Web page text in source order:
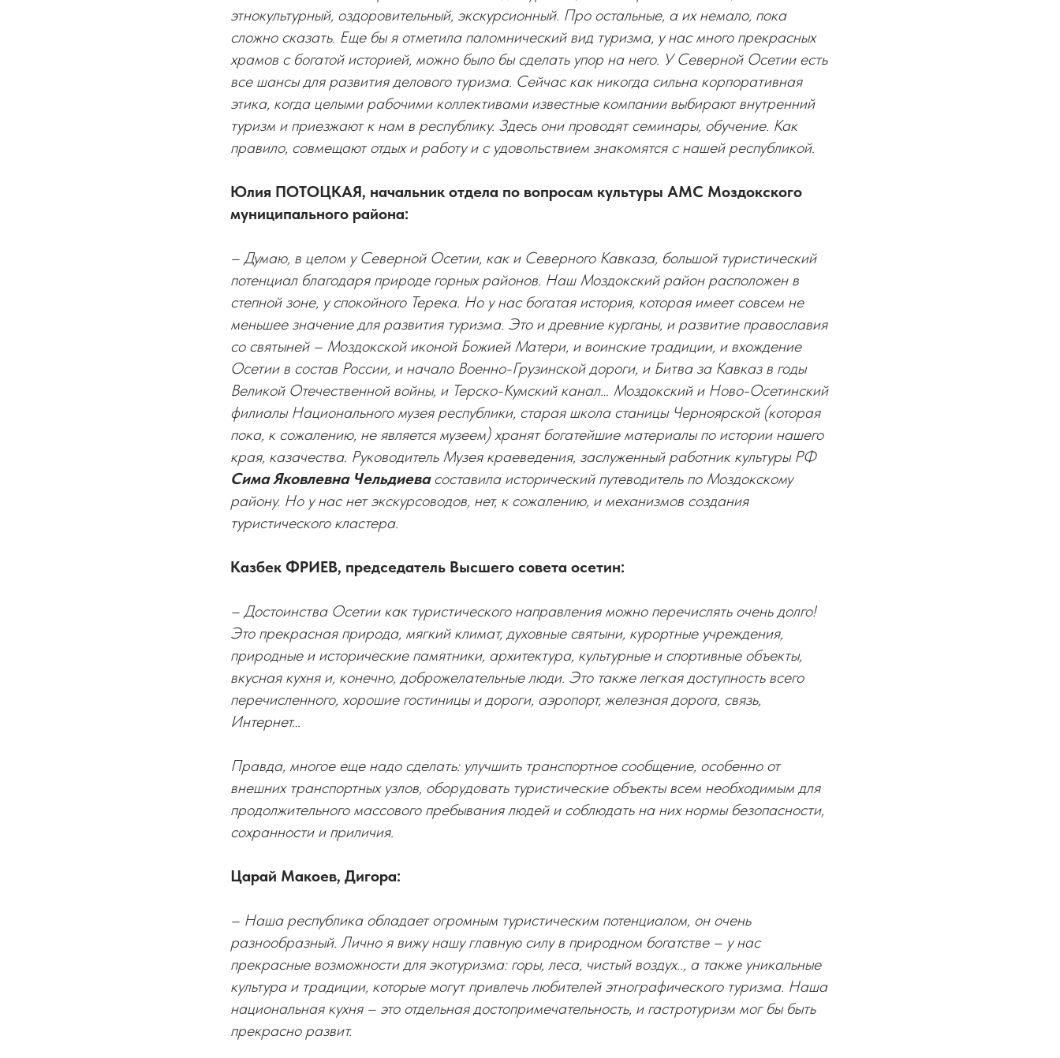
этнокультурный, оздоровительный, экскурсионный. Про остальные, а их немало, пока
сложно сказать. Еще бы я отметила паломнический вид туризма, у нас много прекрасных
храмов с богатой историей, можно было бы сделать упор на него. У Северной Осетии есть
все шансы для развития делового туризма. Сейчас как никогда сильна корпоративная
этика, когда целыми рабочими коллективами известные компании выбирают внутренний
туризм и приезжают к нам в республику. Здесь они проводят семинары, обучение. Как
правило, совмещают отдых и работу и с удовольствием знакомятся с нашей республикой.
Юлия ПОТОЦКАЯ, начальник отдела по вопросам культуры АМС Моздокского
муниципального района:
– Думаю, в целом у Северной Осетии, как и Северного Кавказа, большой туристический
потенциал благодаря природе горных районов. Наш Моздокский район расположен в
степной зоне, у спокойного Терека. Но у нас богатая история, которая имеет совсем не
меньшее значение для развития туризма. Это и древние курганы, и развитие православия
со святыней – Моздокской иконой Божией Матери, и воинские традиции, и вхождение
Осетии в состав России, и начало Военно-Грузинской дороги, и Битва за Кавказ в годы
Великой Отечественной войны, и Терско-Кумский канал… Моздокский и Ново-Осетинский
филиалы Национального музея республики, старая школа станицы Черноярской (которая
пока, к сожалению, не является музеем) хранят богатейшие материалы по истории нашего
края, казачества. Руководитель Музея краеведения, заслуженный работник культуры РФ
Сима Яковлевна Чельдиевасоставила исторический путеводитель по Моздокскому
району. Но у нас нет экскурсоводов, нет, к сожалению, и механизмов создания
туристического кластера.
Казбек ФРИЕВ, председатель Высшего совета осетин:
– Достоинства Осетии как туристического направления можно перечислять очень долго!
Это прекрасная природа, мягкий климат, духовные святыни, курортные учреждения,
природные и исторические памятники, архитектура, культурные и спортивные объекты,
вкусная кухня и, конечно, доброжелательные люди. Это также легкая доступность всего
перечисленного, хорошие гостиницы и дороги, аэропорт, железная дорога, связь,
Интернет…
Правда, многое еще надо сделать: улучшить транспортное сообщение, особенно от
внешних транспортных узлов, оборудовать туристические объекты всем необходимым для
продолжительного массового пребывания людей и соблюдать на них нормы безопасности,
сохранности и приличия.
Царай Макоев, Дигора:
– Наша республика обладает огромным туристическим потенциалом, он очень
разнообразный. Лично я вижу нашу главную силу в природном богатстве – у нас
прекрасные возможности для экотуризма: горы, леса, чистый воздух.., а также уникальные
культура и традиции, которые могут привлечь любителей этнографического туризма. Наша
национальная кухня – это отдельная достопримечательность, и гастротуризм мог бы быть
прекрасно развит.